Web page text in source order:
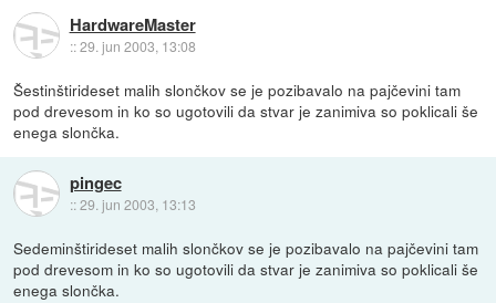
HardwareMaster
::29. jun 2003, 13:08
Šestinštirideset malih slončkov se je pozibavalo na pajčevini tam
pod drevesom in ko so ugotovili da stvar je zanimiva so poklicali še
enega slončka.
pingec
::29. jun 2003, 13:13
Sedeminštirideset malih slončkov se je pozibavalo na pajčevini tam
pod drevesom in ko so ugotovili da stvar je zanimiva so poklicali še
enega slončka.